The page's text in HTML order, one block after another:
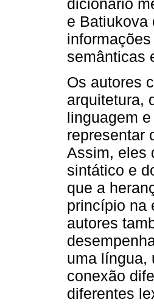
dicionário
e Batiukova
semânticas
Os autores
arquitetura,
linguagem
representar
Assim, eles
sintático e
que a
princípio na
autores
uma língua,
conexão
diferentes